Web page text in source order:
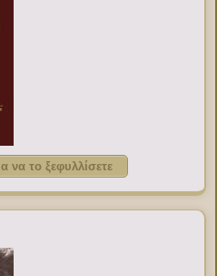
να το ξεφυλλίσετε